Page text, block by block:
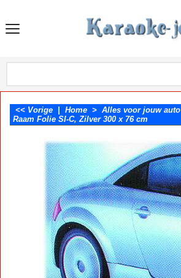
<< Vorige Home > Alles voor jouw auto
Raam Folie SI-C, Zilver 300 x 76 cm